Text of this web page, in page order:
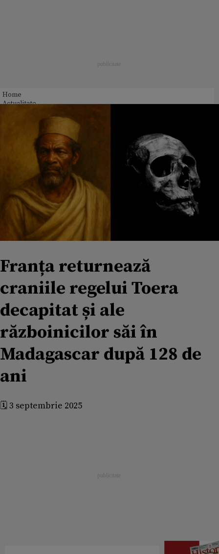
Home
Actualitate
Franța returnează
craniile regelui Toera
decapitat și ale
războinicilor săi în
Madagascar după 128 de
ani
🗓️ 3 septembrie 2025